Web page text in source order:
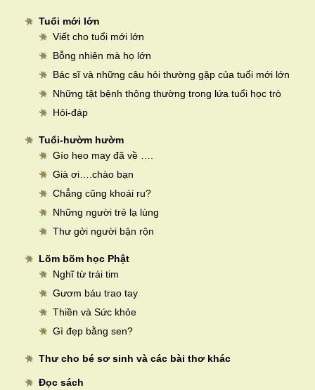
Tuổi mới lớn
Viết cho tuổi mới lớn
Bỗng nhiên mà họ lớn
Bác sĩ và những câu hỏi thường gặp của tuổi mới lớn
Những tật bệnh thông thường trong lứa tuổi học trò
Hỏi-đáp
Tuổi-hườm hườm
Gío heo may đã về ….
Già ơi….chào bạn
Chẳng cũng khoái ru?
Những người trẻ lạ lùng
Thư gởi người bận rộn
Lõm bõm học Phật
Nghĩ từ trái tim
Gươm báu trao tay
Thiền và Sức khỏe
Gì đẹp bằng sen?
Thư cho bé sơ sinh và các bài thơ khác
Đọc sách